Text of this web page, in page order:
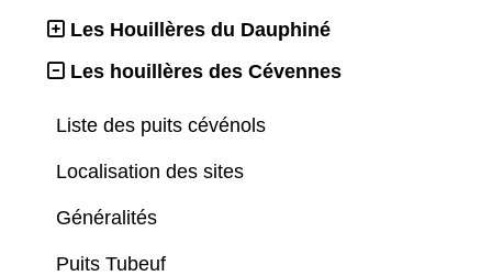
Les Houillères du Dauphiné
Les houillères des Cévennes
Liste des puits cévénols
Localisation des sites
Généralités
Puits Tubeuf